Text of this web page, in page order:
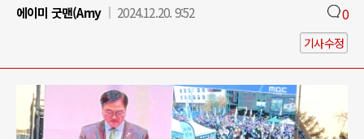
에이미 굿맨(Amy
2024.12.20. 9:52 0
기사수정